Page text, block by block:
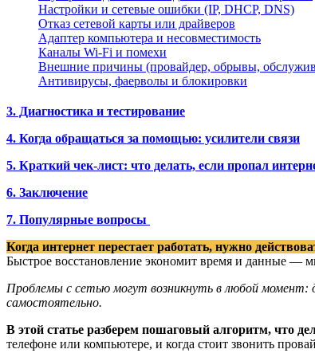
Настройки и сетевые ошибки (IP, DHCP, DNS)
Отказ сетевой карты или драйверов
Адаптер компьютера и несовместимость
Каналы Wi-Fi и помехи
Внешние причины (провайдер, обрывы,
Антивирусы, фаерволы и блокировки
3. Диагностика и тестирование
4. Когда обращаться за помощью: усилители связи
5. Краткий чек-лист: что делать, если пропал
6. Заключение
7. Популярные вопросы
Когда интернет перестает работать, нужно
Быстрое восстановление экономит время и данные —
Проблемы с сетью могут возникнуть в любой момент:
самостоятельно.
В этой статье разберем пошаговый алгоритм, что
телефоне или компьютере, и когда стоит звонить